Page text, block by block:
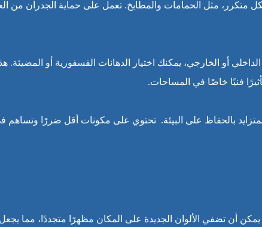
متكرر، مثل الحمامات والمطابخ. تعمل على حماية الجدران من
أو الخارجي، يمكنك اختيار الدهانات الفسفورية أو المضيئة.
فنيًا خاصًا في المساحات.
بالحفاظ على البيئة. تحتوي على مكونات أقل ضررًا وتساهم
أن تضفي الألوان الجديدة على المكان مظهرًا متجددًا، مما